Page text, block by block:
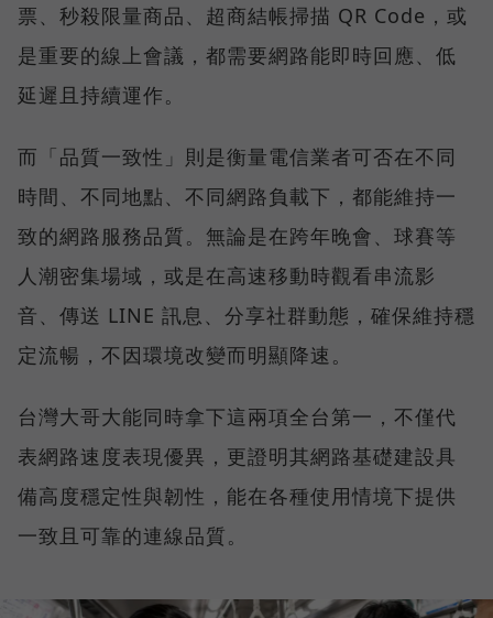
票、秒殺限量商品、超商結帳掃描 QR Code，或
是重要的線上會議，都需要網路能即時回應、低
延遲且持續運作。
而「品質一致性」則是衡量電信業者可否在不同
時間、不同地點、不同網路負載下，都能維持一
致的網路服務品質。無論是在跨年晚會、球賽等
人潮密集場域，或是在高速移動時觀看串流影
音、傳送 LINE 訊息、分享社群動態，確保維持穩
定流暢，不因環境改變而明顯降速。
台灣大哥大能同時拿下這兩項全台第一，不僅代
表網路速度表現優異，更證明其網路基礎建設具
備高度穩定性與韌性，能在各種使用情境下提供
一致且可靠的連線品質。